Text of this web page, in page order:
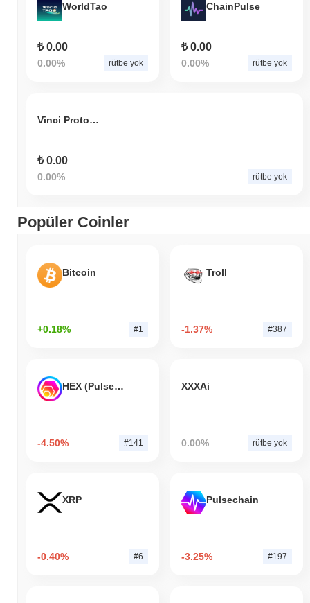
WorldTao
₺ 0.00
0.00% rütbe yok
ChainPulse
₺ 0.00
0.00% rütbe yok
Vinci Protocol
₺ 0.00
0.00% rütbe yok
Popüler Coinler
Bitcoin
+0.18% #1
Troll
-1.37% #387
HEX (Pulsechain)
-4.50% #141
XXXAi
0.00% rütbe yok
XRP
-0.40% #6
Pulsechain
-3.25% #197